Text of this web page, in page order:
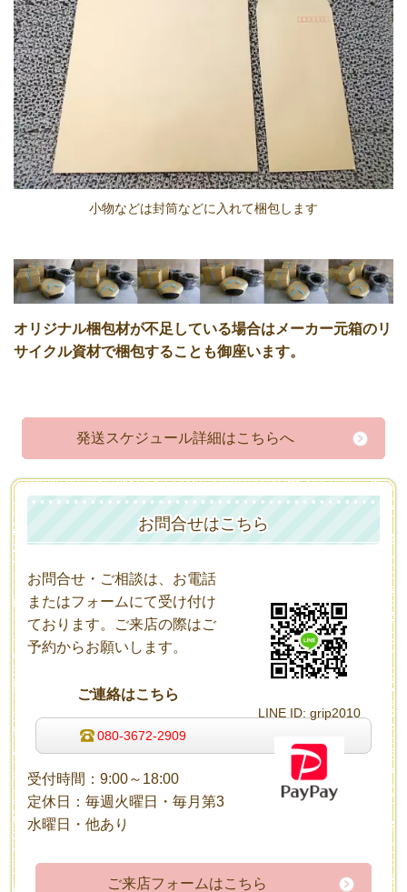
小物などは封筒などに入れて梱包します
オリジナル梱包材が不足している場合はメーカー元箱のリ
サイクル資材で梱包することも御座います。
発送スケジュール詳細はこちらへ
お問合せはこちら
LINE ID: grip2010
お問合せ・ご相談は、お電話
またはフォームにて受け付け
ております。ご来店の際はご
予約からお願いします。
ご連絡はこちら
080-3672-2909
受付時間：9:00～18:00
定休日：毎週火曜日・毎月第3
水曜日・他あり
ご来店フォームはこちら